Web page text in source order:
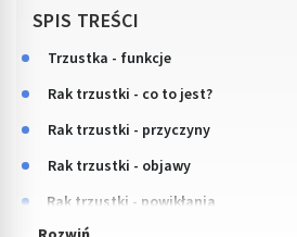
SPIS TREŚCI
Trzustka - funkcje
Rak trzustki - co to jest?
Rak trzustki - przyczyny
Rak trzustki - objawy
Rak trzustki - powikłania